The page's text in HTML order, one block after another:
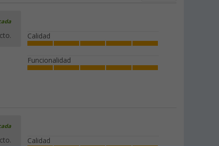
Calidad
Funcionalidad
Calidad